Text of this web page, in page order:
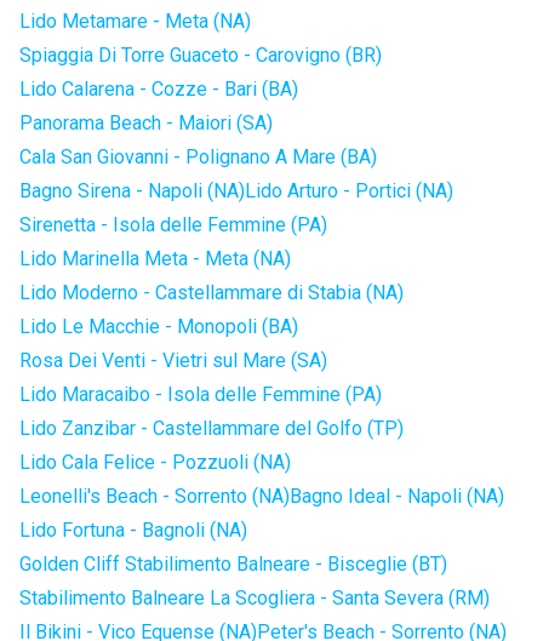
Lido Metamare - Meta (NA)
Spiaggia Di Torre Guaceto - Carovigno (BR)
Lido Calarena - Cozze - Bari (BA)
Panorama Beach - Maiori (SA)
Cala San Giovanni - Polignano A Mare (BA)
Bagno Sirena - Napoli (NA)Lido Arturo - Portici (NA)
Sirenetta - Isola delle Femmine (PA)
Lido Marinella Meta - Meta (NA)
Lido Moderno - Castellammare di Stabia (NA)
Lido Le Macchie - Monopoli (BA)
Rosa Dei Venti - Vietri sul Mare (SA)
Lido Maracaibo - Isola delle Femmine (PA)
Lido Zanzibar - Castellammare del Golfo (TP)
Lido Cala Felice - Pozzuoli (NA)
Leonelli's Beach - Sorrento (NA)Bagno Ideal - Napoli (NA)
Lido Fortuna - Bagnoli (NA)
Golden Cliff Stabilimento Balneare - Bisceglie (BT)
Stabilimento Balneare La Scogliera - Santa Severa (RM)
Il Bikini - Vico Equense (NA)Peter's Beach - Sorrento (NA)